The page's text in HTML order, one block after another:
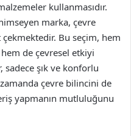
kullanmasıdır.
marka, çevre
Bu seçim, hem
de çevresel etkiyi
şık ve konforlu
çevre bilincini de
yapmanın mutluluğunu